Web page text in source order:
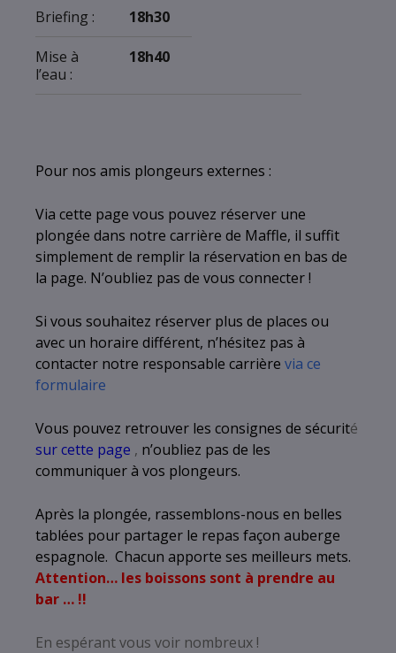
Plan Géneral Mise à l’eau
Briefing : 18h30
Mise à
l’eau :
18h40
Pour nos amis plongeurs externes :
Via cette page vous pouvez réserver une
plongée dans notre carrière de Maffle, il suffit
simplement de remplir la réservation en bas de
la page. N’oubliez pas de vous connecter !
Si vous souhaitez réserver plus de places ou
avec un horaire différent, n’hésitez pas à
contacter notre responsable carrière via ce
formulaire
Vous pouvez retrouver les consignes de sécurité
sur cette page , n’oubliez pas de les
communiquer à vos plongeurs.
Après la plongée, rassemblons-nous en belles
tablées pour partager le repas façon auberge
espagnole. Chacun apporte ses meilleurs mets.
Attention… les boissons sont à prendre au
bar … !!
En espérant vous voir nombreux !